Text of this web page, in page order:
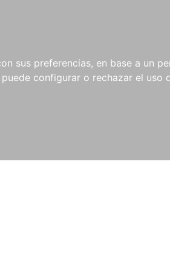
sus preferencias, en base a un
configurar o rechazar el uso